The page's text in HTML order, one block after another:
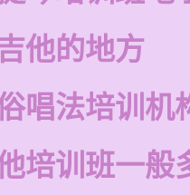
他的地方
唱法培训机
培训班一般